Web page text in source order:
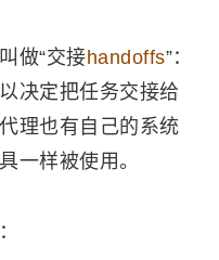
做“交接handoffs”：
决定把任务交接给
理也有自己的系统
一样被使用。